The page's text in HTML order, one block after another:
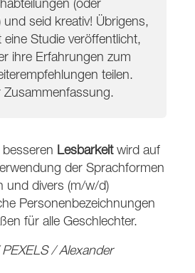
(oder
seid kreativ! Übrigens,
Studie veröffentlicht,
ihre Erfahrungen zum
teilen.
Zusammenfassung.
Lesbarkeitwird auf
der Sprachformen
und divers (m/w/d)
Personenbezeichnungen
für alle Geschlechter.
/ Alexander